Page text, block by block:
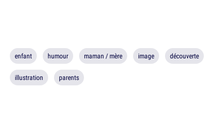
enfant humour maman / mère image découverte
illustration parents